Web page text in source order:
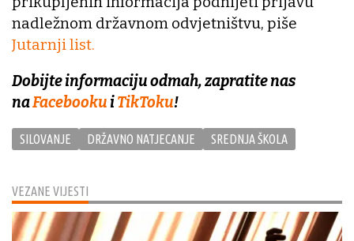
VEZANE VIJESTI
nadležnom državnom odvjetništvu, piše
Jutarnji list.
Dobijte informaciju odmah, zapratite nas
naFacebookuiTikToku!
SILOVANJE DRŽAVNO NATJECANJE SREDNJA ŠKOLA